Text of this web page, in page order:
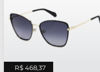
R$ 468,37